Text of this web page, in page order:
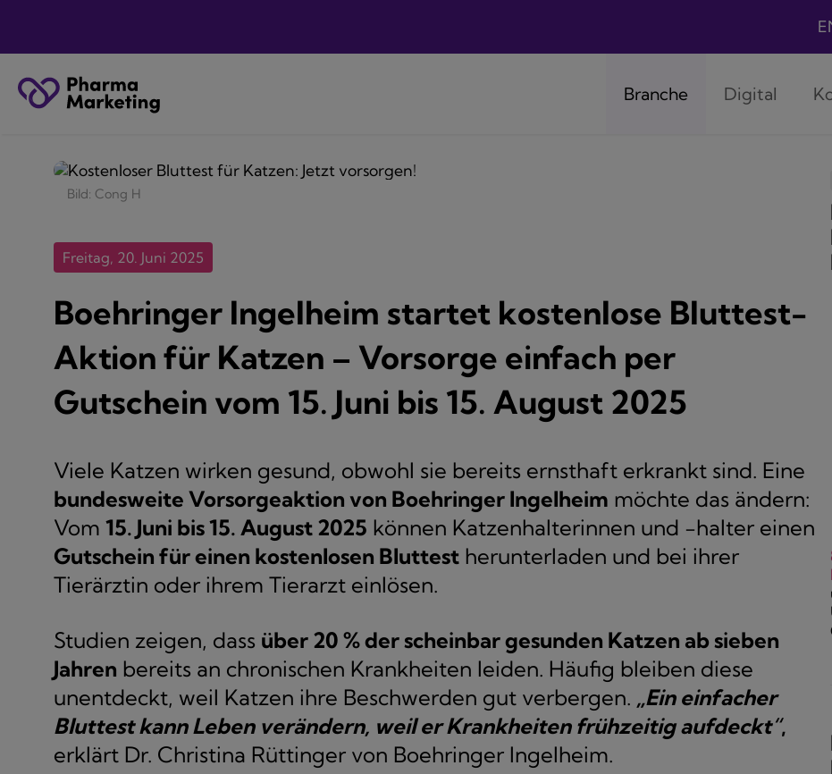
Branche Digital
Bild: Cong H
Freitag, 20. Juni 2025
Boehringer Ingelheim startet kostenlose Bluttest-
Aktion für Katzen – Vorsorge einfach per
Gutschein vom 15. Juni bis 15. August 2025
Viele Katzen wirken gesund, obwohl sie bereits ernsthaft erkrankt sind. Eine
bundesweite Vorsorgeaktion von Boehringer Ingelheim möchte das ändern:
Vom 15. Juni bis 15. August 2025 können Katzenhalterinnen und -halter einen
Gutschein für einen kostenlosen Bluttest herunterladen und bei ihrer
Tierärztin oder ihrem Tierarzt einlösen.
Studien zeigen, dass über 20 % der scheinbar gesunden Katzen ab sieben
Jahren bereits an chronischen Krankheiten leiden. Häufig bleiben diese
unentdeckt, weil Katzen ihre Beschwerden gut verbergen. „Ein einfacher
Bluttest kann Leben verändern, weil er Krankheiten frühzeitig aufdeckt“,
erklärt Dr. Christina Rüttinger von Boehringer Ingelheim.